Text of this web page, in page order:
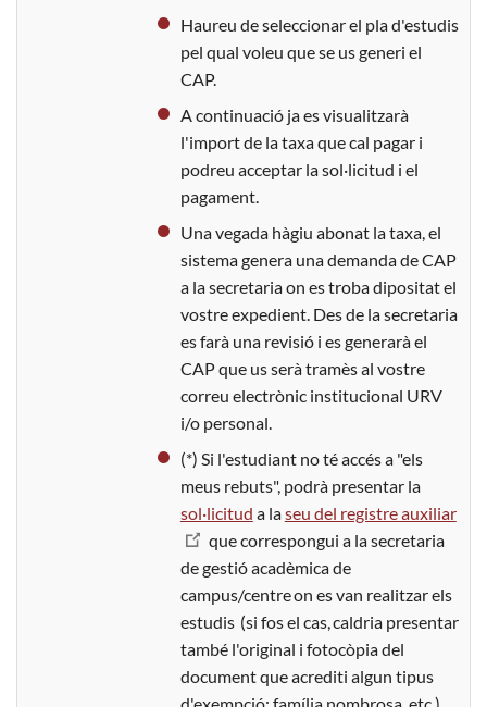
Haureu de seleccionar el pla d'estudis
pel qual voleu que se us generi el
CAP.
A continuació ja es visualitzarà
l'import de la taxa que cal pagar i
podreu acceptar la sol·licitud i el
pagament.
Una vegada hàgiu abonat la taxa, el
sistema genera una demanda de CAP
a la secretaria on es troba dipositat el
vostre expedient. Des de la secretaria
es farà una revisió i es generarà el
CAP que us serà tramès al vostre
correu electrònic institucional URV
i/o personal.
(*) Si l'estudiant no té accés a "els
meus rebuts", podrà presentar la
sol·licitud a laseu del registre auxiliar
que correspongui a la secretaria
de gestió acadèmica de
campus/centre on es van realitzar els
estudis (si fos el cas, caldria presentar
també l'original i fotocòpia del
document que acrediti algun tipus
d'exempció: família nombrosa, etc.).